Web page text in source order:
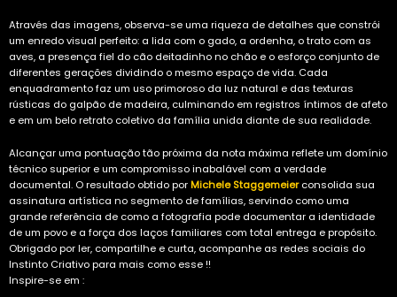
Através das imagens, observa-se uma riqueza de detalhes que constrói
um enredo visual perfeito: a lida com o gado, a ordenha, o trato com as
aves, a presença fiel do cão deitadinho no chão e o esforço conjunto de
diferentes gerações dividindo o mesmo espaço de vida. Cada
enquadramento faz um uso primoroso da luz natural e das texturas
rústicas do galpão de madeira, culminando em registros íntimos de afeto
e em um belo retrato coletivo da família unida diante de sua realidade.
Alcançar uma pontuação tão próxima da nota máxima reflete um domínio
técnico superior e um compromisso inabalável com a verdade
documental. O resultado obtido porMichele Staggemeierconsolida sua
assinatura artística no segmento de famílias, servindo como uma
grande referência de como a fotografia pode documentar a identidade
de um povo e a força dos laços familiares com total entrega e propósito.
Obrigado por ler, compartilhe e curta, acompanhe as redes sociais do
Instinto Criativo para mais como esse !!
Inspire-se em :